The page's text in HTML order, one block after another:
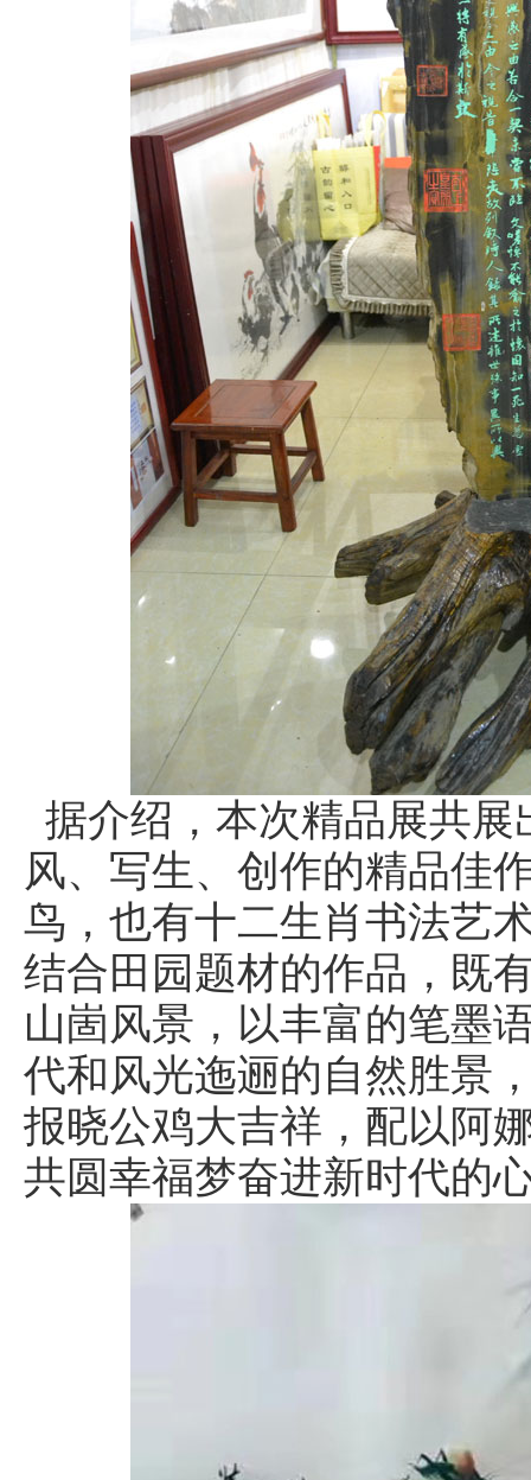
据介绍，本次精品展共
风、写生、创作的精品佳
鸟，也有十二生肖书法艺
结合田园题材的作品，既
山崮风景，以丰富的笔墨
代和风光迤逦的自然胜景
报晓公鸡大吉祥，配以阿
共圆幸福梦奋进新时代的